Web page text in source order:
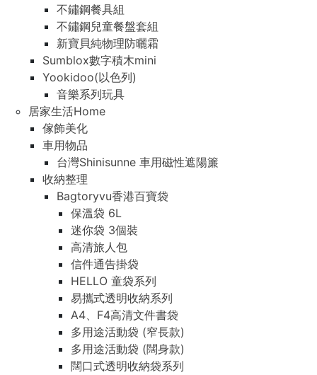
不鏽鋼餐具組
不鏽鋼兒童餐盤套組
新寶貝純物理防曬霜
Sumblox數字積木mini
Yookidoo(以色列)
音樂系列玩具
居家生活Home
傢飾美化
車用物品
台灣Shinisunne 車用磁性遮陽簾
收納整理
Bagtoryvu香港百寶袋
保溫袋 6L
迷你袋 3個裝
高清旅人包
信件通告掛袋
HELLO 童袋系列
易攜式透明收納系列
A4、F4高清文件書袋
多用途活動袋 (窄長款)
多用途活動袋 (闊身款)
闊口式透明收納袋系列